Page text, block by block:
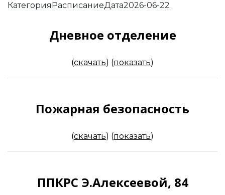
Категория РасписаниеДата2026-06-22
Дневное отделение
(скачать) (показать)
Пожарная безопасность
(скачать) (показать)
ППКРС Э.Алексеевой, 84